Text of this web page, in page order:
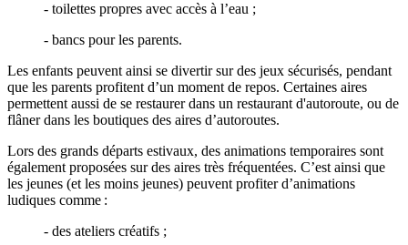
- toilettes propres avec accès à l’eau ;
- bancs pour les parents.
Les enfants peuvent ainsi se divertir sur des jeux sécurisés, pendant
que les parents profitent d’un moment de repos. Certaines aires
permettent aussi de se restaurer dans un restaurant d'autoroute, ou de
flâner dans les boutiques des aires d’autoroutes.
Lors des grands départs estivaux, des animations temporaires sont
également proposées sur des aires très fréquentées. C’est ainsi que
les jeunes (et les moins jeunes) peuvent profiter d’animations
ludiques comme :
- des ateliers créatifs ;